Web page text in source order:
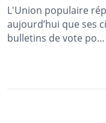
L'Union populaire
aujourd’hui que ses
bulletins de vote po…